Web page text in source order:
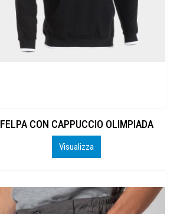
FELPA CON CAPPUCCIO OLIMPIADA
Visualizza